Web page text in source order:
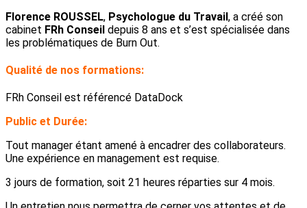
Florence ROUSSEL, Psychologue du Travail, a créé son
cabinet FRh Conseil depuis 8 ans et s’est spécialisée dans
les problématiques de Burn Out.
Qualité de nos formations:
FRh Conseil est référencé DataDock
Public et Durée:
Tout manager étant amené à encadrer des collaborateurs.
Une expérience en management est requise.
3 jours de formation, soit 21 heures réparties sur 4 mois.